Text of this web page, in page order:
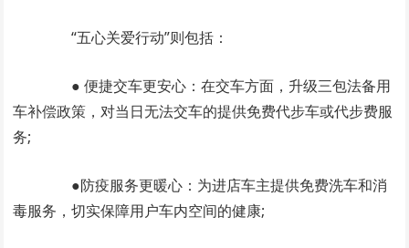
“五心关爱行动”则包括：
● 便捷交车更安心：在交车方面，升级三包法备用
车补偿政策，对当日无法交车的提供免费代步车或代步费服
务;
●防疫服务更暖心：为进店车主提供免费洗车和消
毒服务，切实保障用户车内空间的健康;